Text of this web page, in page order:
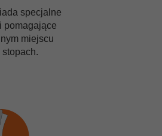
specjalne
pomagające
miejscu